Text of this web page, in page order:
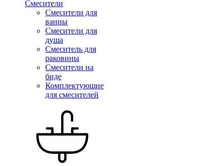
Смесители
Смесители для
ванны
Смесители для
душа
Смеситель для
раковины
Смесители на
биде
Комплектующие
для смесителей